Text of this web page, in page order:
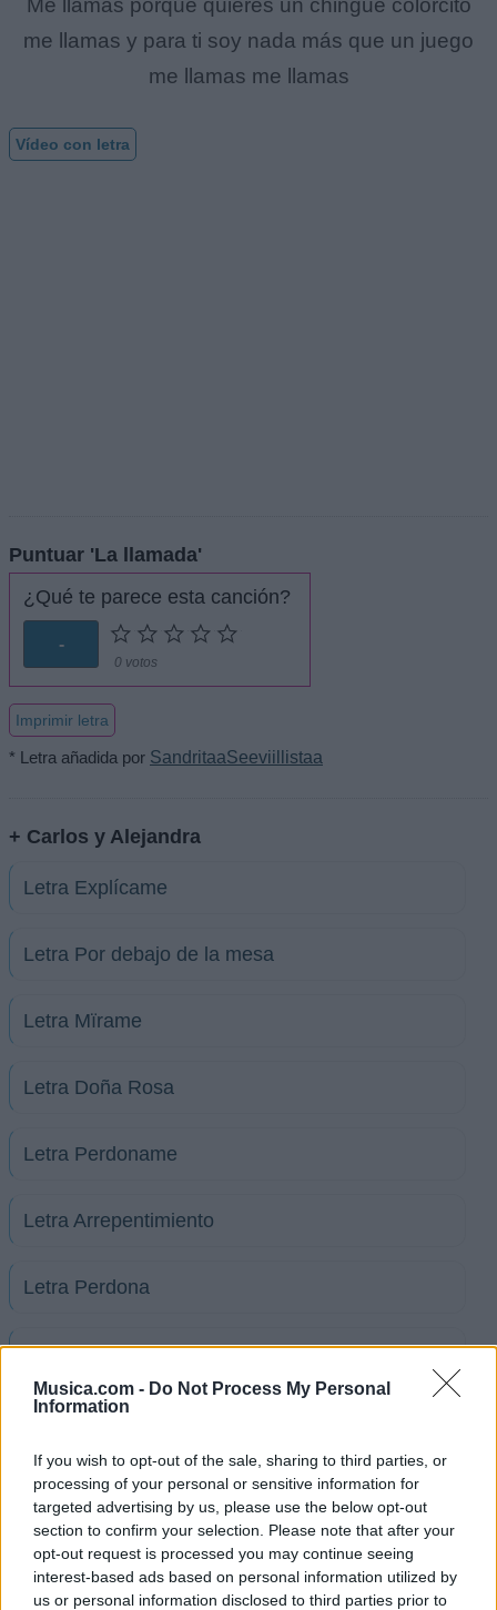
Musica.com - Do Not Process My Personal
Information
If you wish to opt-out of the sale, sharing to third parties, or
processing of your personal or sensitive information for
targeted advertising by us, please use the below opt-out
section to confirm your selection. Please note that after your
opt-out request is processed you may continue seeing
interest-based ads based on personal information utilized by
us or personal information disclosed to third parties prior to
Me llamas porque quieres un chingue colorcito
me llamas y para ti soy nada más que un juego
me llamas me llamas
Vídeo con letra
Puntuar 'La llamada'
¿Qué te parece esta canción?
-
0 votos
Imprimir letra
* Letra añadida por SandritaaSeeviillistaa
+ Carlos y Alejandra
Letra Explícame
Letra Por debajo de la mesa
Letra Mïrame
Letra Doña Rosa
Letra Perdoname
Letra Arrepentimiento
Letra Perdona
Letra Sabes quien soy
+ Letras de Carlos y Alejandra
Biografía Ranking Fotos Foro
Ranking de Carlos y Alejandra
Carlos y Alejandrano está entre los 500 artistas